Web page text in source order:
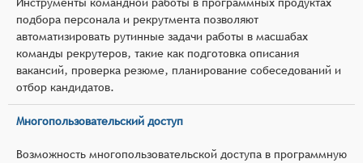
подбора персонала и рекрутмента позволяют
автоматизировать рутинные задачи работы в масшабах
команды рекрутеров, такие как подготовка описания
вакансий, проверка резюме, планирование собеседований и
отбор кандидатов.
Многопользовательский доступ
Возможность многопользовательской доступа в программную